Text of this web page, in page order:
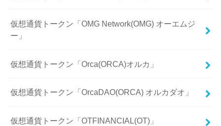
仮想通貨トークン「OMG Network(OMG) オーエムジ
ー」
仮想通貨トークン「Orca(ORCA)オルカ」
仮想通貨トークン「OrcaDAO(ORCA) オルカダオ」
仮想通貨トークン「OTFINANCIAL(OT)」